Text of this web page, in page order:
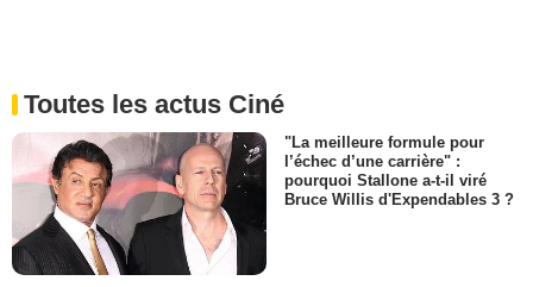
Toutes les actus Ciné
"La meilleure formule pour
l’échec d’une carrière" :
pourquoi Stallone a-t-il viré
Bruce Willis d'Expendables 3 ?